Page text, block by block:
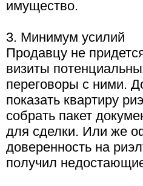
имущество.
3. Минимум усилий
Продавцу не
визиты
переговоры с ними.
показать квартиру
собрать пакет
для сделки. Или же
доверенность на
получил